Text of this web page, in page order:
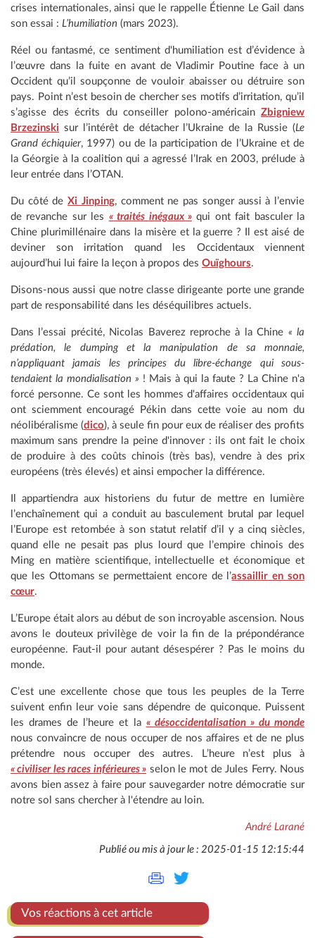
crises internationales, ainsi que le rappelle Étienne Le Gail dans
son essai : L’humiliation (mars 2023).
Réel ou fantasmé, ce sentiment d'humiliation est d’évidence à
l’œuvre dans la fuite en avant de Vladimir Poutine face à un
Occident qu’il soupçonne de vouloir abaisser ou détruire son
pays. Point n’est besoin de chercher ses motifs d’irritation, qu’il
s’agisse des écrits du conseiller polono-américain Zbigniew
Brzezinski sur l’intérêt de détacher l’Ukraine de la Russie (Le
Grand échiquier, 1997) ou de la participation de l’Ukraine et de
la Géorgie à la coalition qui a agressé l’Irak en 2003, prélude à
leur entrée dans l’OTAN.
Du côté deXi Jinping, comment ne pas songer aussi à l’envie
de revanche sur les « traités inégaux »qui ont fait basculer la
Chine plurimillénaire dans la misère et la guerre ? Il est aisé de
deviner son irritation quand les Occidentaux viennent
aujourd’hui lui faire la leçon à propos des Ouïghours.
Disons-nous aussi que notre classe dirigeante porte une grande
part de responsabilité dans les déséquilibres actuels.
Dans l’essai précité, Nicolas Baverez reproche à la Chine « la
prédation, le dumping et la manipulation de sa monnaie,
n’appliquant jamais les principes du libre-échange qui sous-
tendaient la mondialisation » ! Mais à qui la faute ? La Chine n'a
forcé personne. Ce sont les hommes d'affaires occidentaux qui
ont sciemment encouragé Pékin dans cette voie au nom du
néolibéralisme (dico), à seule fin pour eux de réaliser des profits
maximum sans prendre la peine d'innover : ils ont fait le choix
de produire à des coûts chinois (très bas), vendre à des prix
européens (très élevés) et ainsi empocher la différence.
Il appartiendra aux historiens du futur de mettre en lumière
l’enchaînement qui a conduit au basculement brutal par lequel
l’Europe est retombée à son statut relatif d’il y a cinq siècles,
quand elle ne pesait pas plus lourd que l’empire chinois des
Ming en matière scientifique, intellectuelle et économique et
que les Ottomans se permettaient encore de l’assaillir en son
cœur.
L’Europe était alors au début de son incroyable ascension. Nous
avons le douteux privilège de voir la fin de la prépondérance
européenne. Faut-il pour autant désespérer ? Pas le moins du
monde.
C’est une excellente chose que tous les peuples de la Terre
suivent enfin leur voie sans dépendre de quiconque. Puissent
les drames de l’heure et la « désoccidentalisation » du monde
nous convaincre de nous occuper de nos affaires et de ne plus
prétendre nous occuper des autres. L’heure n’est plus à
« civiliser les races inférieures » selon le mot de Jules Ferry. Nous
avons bien assez à faire pour sauvegarder notre démocratie sur
notre sol sans chercher à l'étendre au loin.
André Larané
Publié ou mis à jour le : 2025-01-15 12:15:44
Vos réactions à cet article